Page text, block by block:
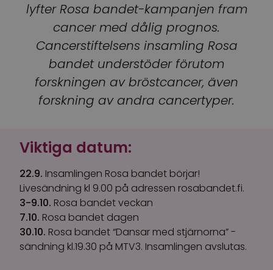
lyfter Rosa bandet-kampanjen fram
cancer med dålig prognos.
Cancerstiftelsens insamling Rosa
bandet understöder förutom
forskningen av bröstcancer, även
forskning av andra cancertyper.
Viktiga datum:
22.9. Insamlingen Rosa bandet börjar!
Livesändning kl 9.00 på adressen rosabandet.fi.
3-9.10. Rosa bandet veckan
7.10. Rosa bandet dagen
30.10. Rosa bandet “Dansar med stjärnorna” -
sändning kl.19.30 på MTV3. Insamlingen avslutas.